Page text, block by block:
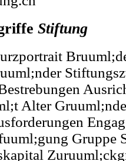
Stiftung
Alter
Gruppe